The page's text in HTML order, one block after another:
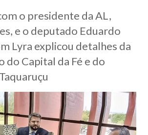
o presidente da AL,
e o deputado Eduardo
Lyra explicou detalhes da
do Capital da Fé e do